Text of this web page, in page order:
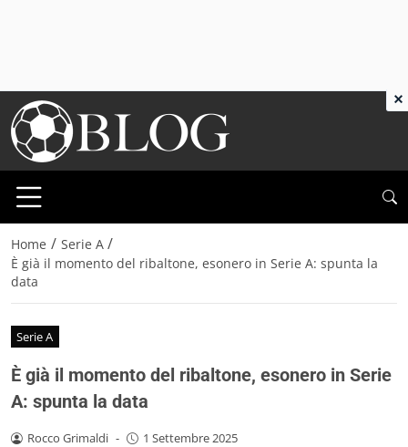
Home / Serie A /
È già il momento del ribaltone, esonero in Serie A: spunta la
data
Serie A
È già il momento del ribaltone, esonero in Serie
A: spunta la data
Rocco Grimaldi - 1 Settembre 2025
×